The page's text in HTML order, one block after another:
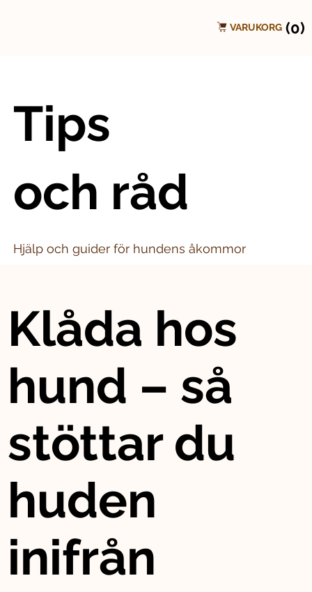
VARUKORG (0)
Tips
och råd
Hjälp och guider för hundens åkommor
Klåda hos
hund – så
stöttar du
huden
inifrån